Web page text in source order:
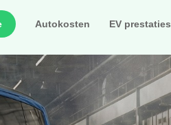
Autokosten EV prestaties